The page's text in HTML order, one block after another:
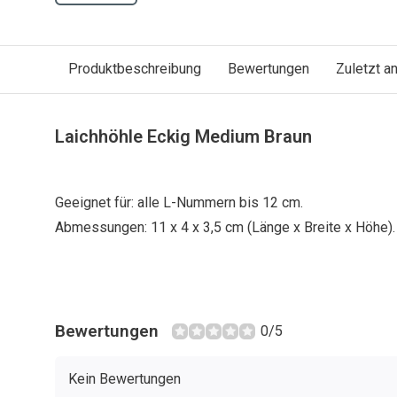
Produktbeschreibung Bewertungen Zuletzt
Laichhöhle Eckig Medium Braun
Geeignet für: alle L-Nummern bis 12 cm.
Abmessungen: 11 x 4 x 3,5 cm (Länge x Breite x Höhe).
Bewertungen 0/5
Kein Bewertungen